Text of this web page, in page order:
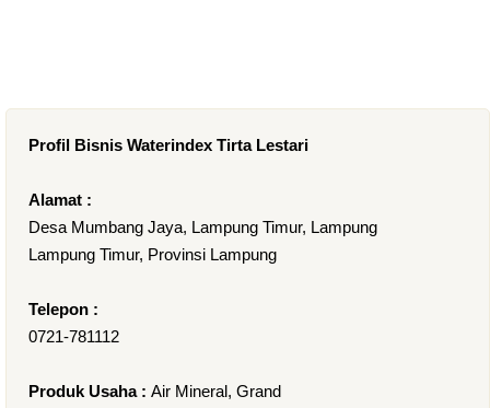
Profil Bisnis Waterindex Tirta Lestari
Alamat :
Desa Mumbang Jaya, Lampung Timur, Lampung
Lampung Timur, Provinsi Lampung
Telepon :
0721-781112
Produk Usaha : Air Mineral, Grand